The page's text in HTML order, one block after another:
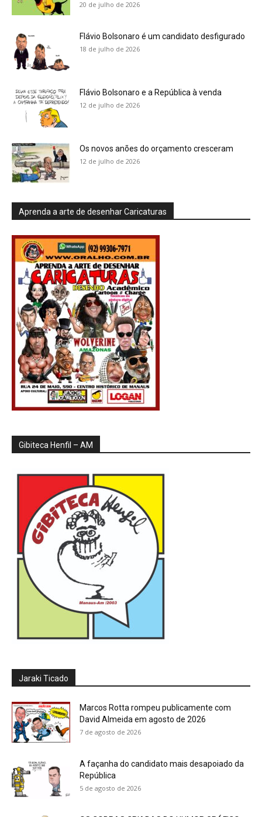
20 de julho de 2026
Flávio Bolsonaro é um candidato desfigurado
18 de julho de 2026
Flávio Bolsonaro e a República à venda
12 de julho de 2026
Os novos anões do orçamento cresceram
12 de julho de 2026
Aprenda a arte de desenhar Caricaturas
Gibiteca Henfil – AM
Jaraki Ticado
Marcos Rotta rompeu publicamente com
David Almeida em agosto de 2026
7 de agosto de 2026
A façanha do candidato mais desapoiado da
República
5 de agosto de 2026